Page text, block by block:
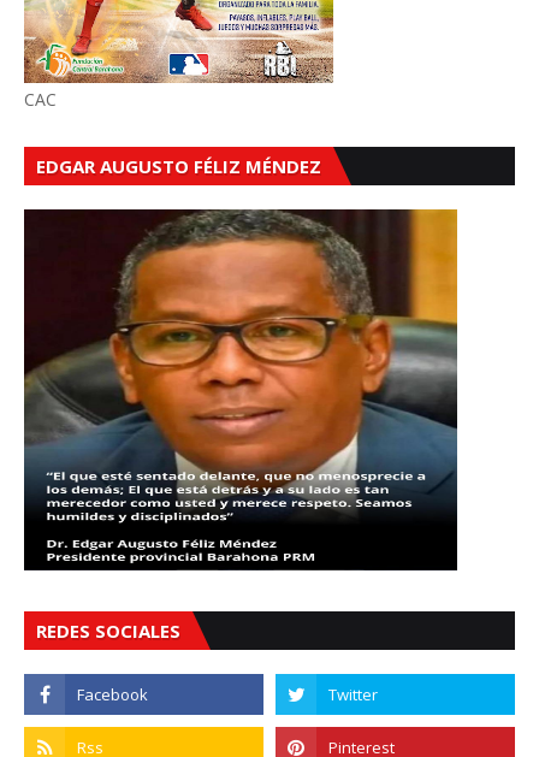
CAC
EDGAR AUGUSTO FÉLIZ MÉNDEZ
REDES SOCIALES